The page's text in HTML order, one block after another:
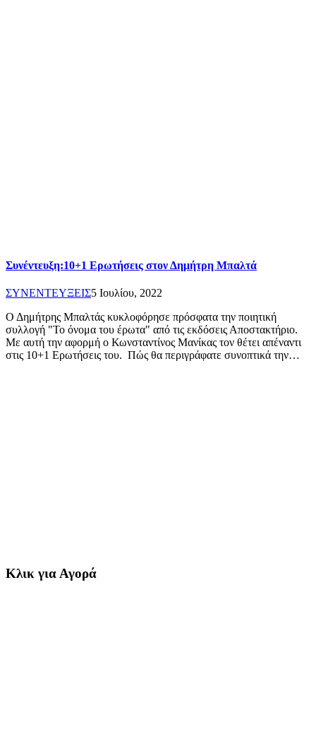
Συνέντευξη:10+1 Ερωτήσεις στον Δημήτρη Μπαλτά
ΣΥΝΕΝΤΕΥΞΕΙΣ5 Ιουλίου, 2022
Ο Δημήτρης Μπαλτάς κυκλοφόρησε πρόσφατα την ποιητική
συλλογή "Το όνομα του έρωτα" από τις εκδόσεις Αποστακτήριο.
Με αυτή την αφορμή ο Κωνσταντίνος Μανίκας τον θέτει απέναντι
στις 10+1 Ερωτήσεις του. Πώς θα περιγράφατε συνοπτικά την…
Κλικ για Αγορά